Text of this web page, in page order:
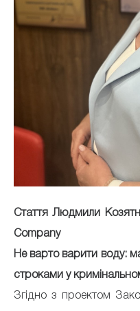
Стаття Людмили
Company
Не варто варити воду:
строками у
Згідно з проектом